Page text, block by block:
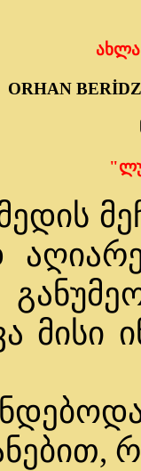
ORHAN
მისი